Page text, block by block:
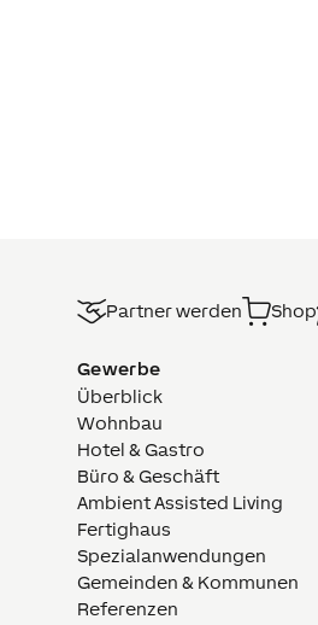
Partner werden Shop
Gewerbe
Überblick
Wohnbau
Hotel & Gastro
Büro & Geschäft
Ambient Assisted Living
Fertighaus
Spezialanwendungen
Gemeinden & Kommunen
Referenzen